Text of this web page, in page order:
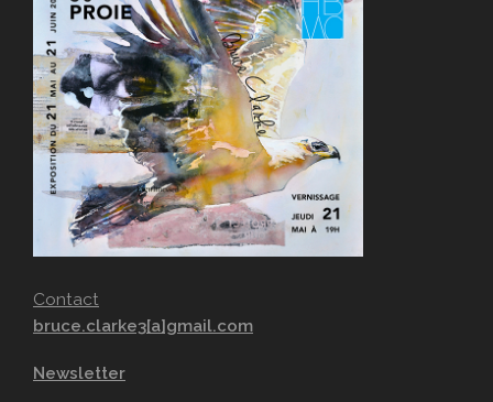
Contact
bruce.clarke3[a]gmail.com
Newsletter